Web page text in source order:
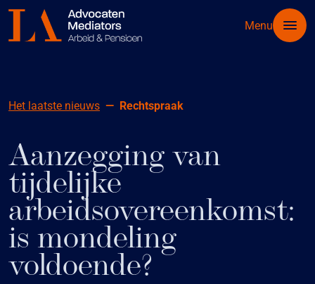
Menu
Het laatste nieuws Rechtspraak
Aanzegging van
tijdelijke
arbeidsovereenkomst:
is mondeling
voldoende?